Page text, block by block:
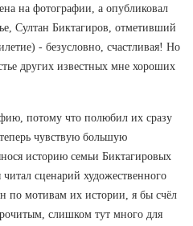
на фотографии, а опубликовал
Султан Биктагиров, отметивший
- безусловно, счастливая! Но
других известных мне хороших
потому что полюбил их сразу
чувствую большую
историю семьи Биктагировых
сценарий художественного
по мотивам их истории, я бы счёл
слишком тут много для